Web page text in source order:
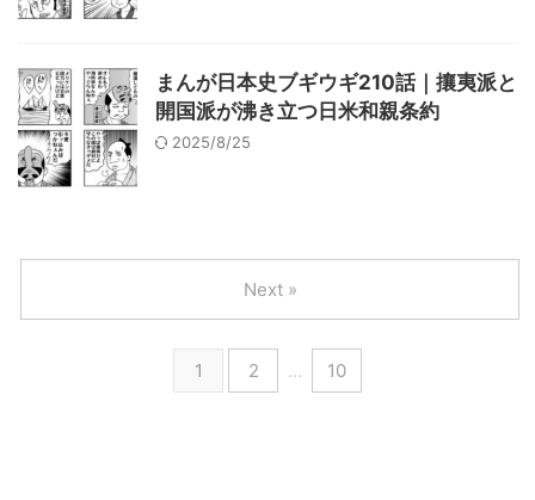
まんが日本史ブギウギ210話｜攘夷派と
開国派が沸き立つ日米和親条約
2025/8/25
1 2 … 10
Next »